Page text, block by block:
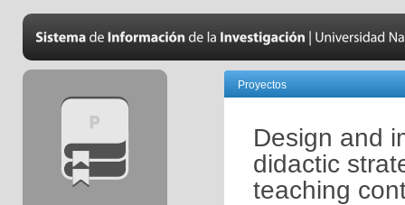
Proyectos
Design and
didactic
teaching